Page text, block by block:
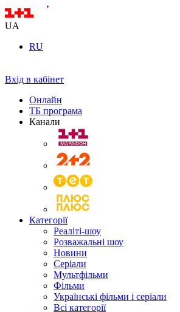
UA
RU
Вхід в кабінет
Онлайн
ТБ програма
Канали
Категорії
Реаліті-шоу
Розважальні шоу
Новини
Серіали
Мультфільми
Фільми
Українські фільми і серіали
Всі категорії